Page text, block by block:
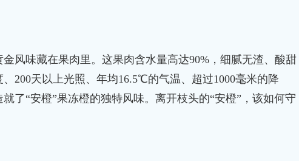
味藏在果肉里。这果肉含水量高达90%，细腻无渣、酸甜
200天以上光照、年均16.5℃的气温、超过1000毫米的降
了“安橙”果冻橙的独特风味。离开枝头的“安橙”，该如何守